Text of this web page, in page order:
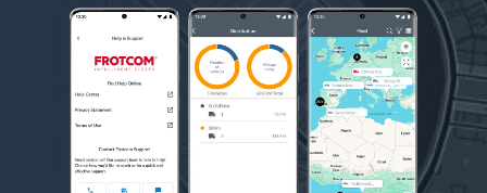
Besparingscalculator